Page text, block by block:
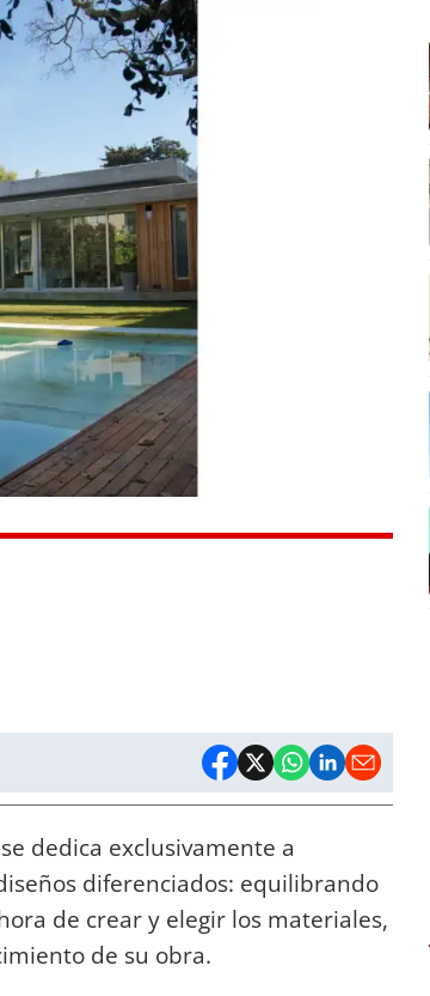
dedica exclusivamente a
diferenciados: equilibrando
de crear y elegir los materiales,
de su obra.